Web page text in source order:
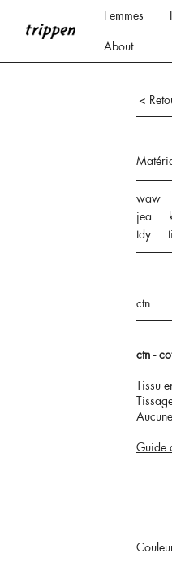
Femmes
About
<
waw
jea
tdy
ctn
ctn -
Tissu
Guide